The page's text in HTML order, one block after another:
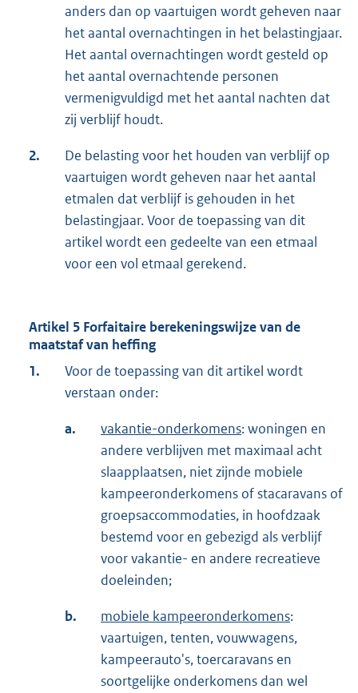
anders dan op vaartuigen wordt geheven naar
het aantal overnachtingen in het belastingjaar.
Het aantal overnachtingen wordt gesteld op
het aantal overnachtende personen
vermenigvuldigd met het aantal nachten dat
zij verblijf houdt.
2.
De belasting voor het houden van verblijf op
vaartuigen wordt geheven naar het aantal
etmalen dat verblijf is gehouden in het
belastingjaar. Voor de toepassing van dit
artikel wordt een gedeelte van een etmaal
voor een vol etmaal gerekend.
Artikel 5 Forfaitaire berekeningswijze van de
maatstaf van heffing
1.
Voor de toepassing van dit artikel wordt
verstaan onder:
a. vakantie-onderkomens: woningen en
andere verblijven met maximaal acht
slaapplaatsen, niet zijnde mobiele
kampeeronderkomens of stacaravans of
groepsaccommodaties, in hoofdzaak
bestemd voor en gebezigd als verblijf
voor vakantie- en andere recreatieve
doeleinden;
b. mobiele kampeeronderkomens:
vaartuigen, tenten, vouwwagens,
kampeerauto's, toercaravans en
soortgelijke onderkomens dan wel